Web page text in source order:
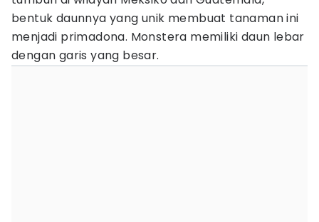
bentuk daunnya yang unik membuat tanaman ini
menjadi primadona. Monstera memiliki daun lebar
dengan garis yang besar.